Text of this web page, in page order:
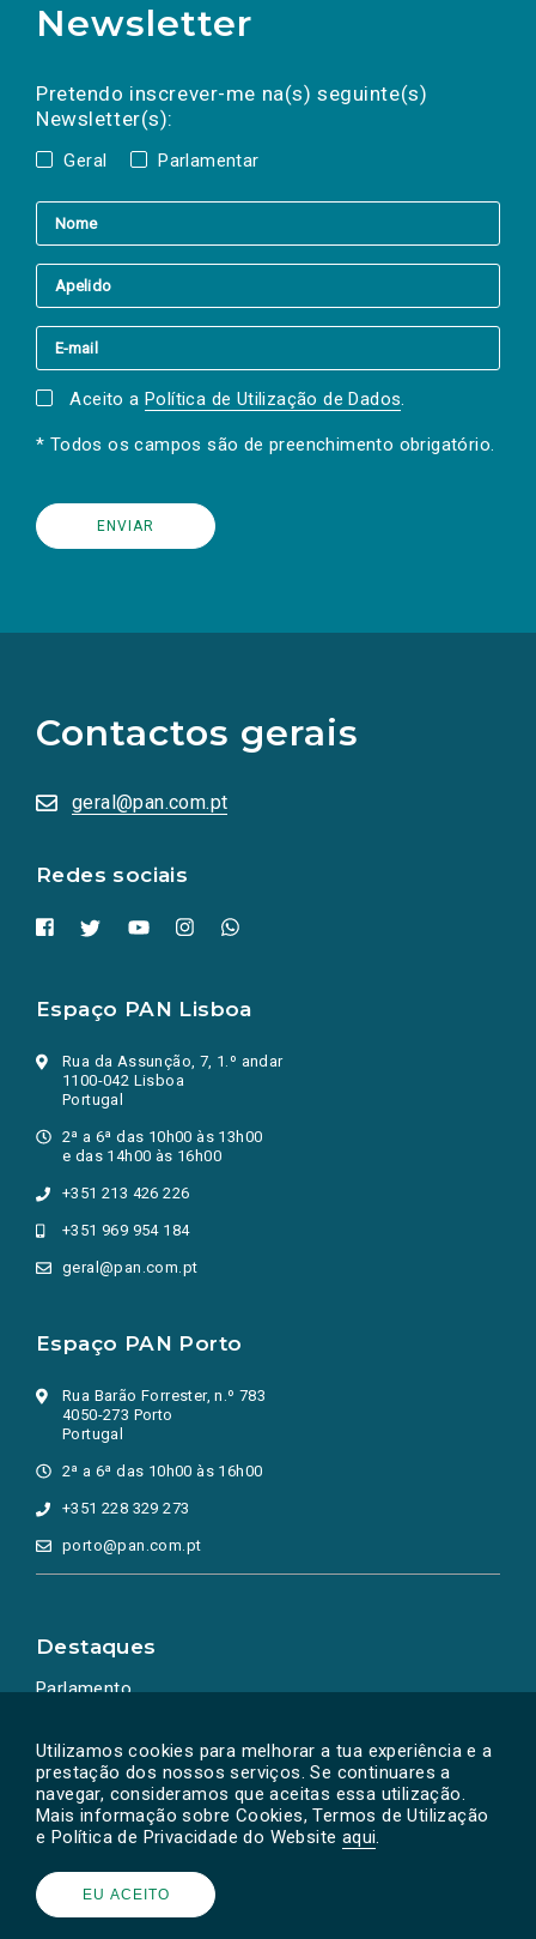
Utilizamos cookies para melhorar a tua experiência e a
prestação dos nossos serviços. Se continuares a
navegar, consideramos que aceitas essa utilização.
Mais informação sobre Cookies, Termos de Utilização
e Política de Privacidade do Website aqui.
EU ACEITO
Newsletter
Pretendo inscrever-me na(s) seguinte(s)
Newsletter(s):
Geral Parlamentar
a(s) newsletter(s).
mail
Aceito a Política de Utilização de Dados.
* Todos os campos são de preenchimento obrigatório.
Contactos gerais
geral@pan.com.pt
Redes sociais
redes
sociais
numa
nova
Espaço PAN Lisboa
Rua da Assunção, 7, 1.º andar
1100-042 Lisboa
Portugal
2ª a 6ª das 10h00 às 13h00
e das 14h00 às 16h00
+351 213 426 226
+351 969 954 184
geral@pan.com.pt
Espaço PAN Porto
Rua Barão Forrester, n.º 783
4050-273 Porto
Portugal
2ª a 6ª das 10h00 às 16h00
+351 228 329 273
porto@pan.com.pt
Destaques
Parlamento
Powered by © PAN 2026